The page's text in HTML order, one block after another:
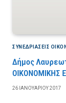
ΣΥΝΕΔΡΙΆΣΕΙΣ
Δήμος
ΟΙΚΟΝΟΜΙΚΗΣ
26 ΙΑΝΟΥΑΡΊΟΥ 2017